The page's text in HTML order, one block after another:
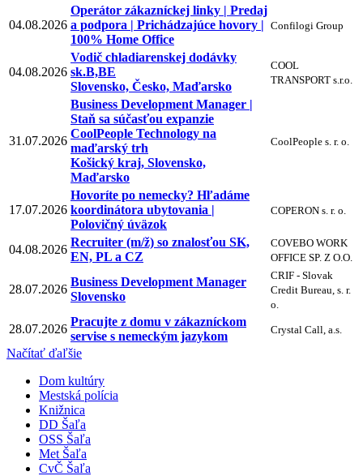
04.08.2026
Operátor zákazníckej linky | Predaj
a podpora | Prichádzajúce hovory |
100% Home Office
Confilogi Group
04.08.2026
Vodič chladiarenskej dodávky
sk.B,BE
Slovensko, Česko, Maďarsko
COOL
TRANSPORT s.r.o.
31.07.2026
Business Development Manager |
Staň sa súčasťou expanzie
CoolPeople Technology na
maďarský trh
Košický kraj, Slovensko,
Maďarsko
CoolPeople s. r. o.
17.07.2026
Hovoríte po nemecky? Hľadáme
koordinátora ubytovania |
Polovičný úväzok
COPERON s. r. o.
04.08.2026
Recruiter (m/ž) so znalosťou SK,
EN, PL a CZ
COVEBO WORK
OFFICE SP. Z O.O.
28.07.2026
Business Development Manager
Slovensko
CRIF - Slovak
Credit Bureau, s. r.
o.
28.07.2026
Pracujte z domu v zákazníckom
servise s nemeckým jazykom
Crystal Call, a.s.
Načítať ďaľšie
Dom kultúry
Mestská polícia
Knižnica
DD Šaľa
OSS Šaľa
Met Šaľa
CvČ Šaľa